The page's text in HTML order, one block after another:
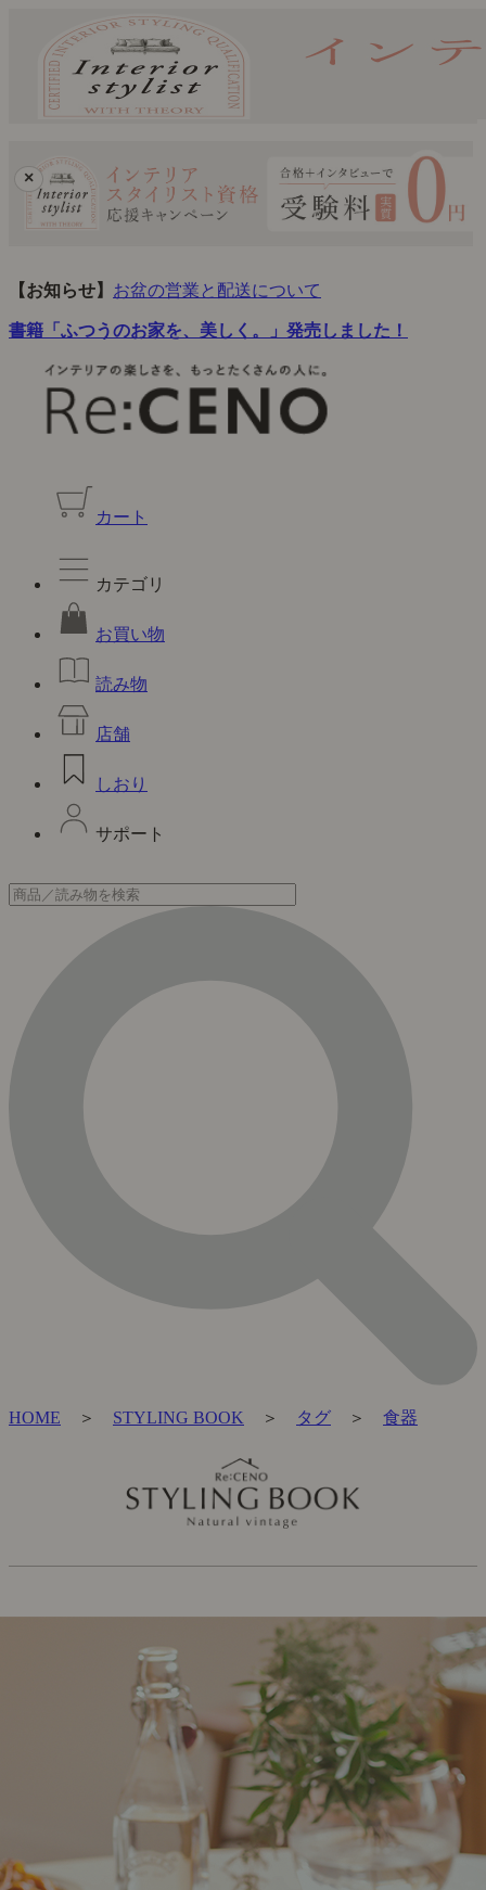
×
【お知らせ】 お盆の営業と配送について
書籍「ふつうのお家を、美しく。」発売しました！
カート
カテゴリ
お買い物
読み物
店舗
しおり
サポート
HOME ＞ STYLING BOOK ＞ タグ ＞ 食器